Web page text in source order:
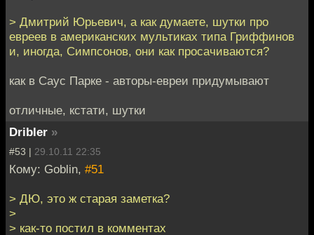
> Дмитрий Юрьевич, а как думаете, шутки про
евреев в американских мультиках типа Гриффинов
и, иногда, Симпсонов, они как просачиваются?
как в Саус Парке - авторы-евреи придумывают
отличные, кстати, шутки
Dribler »
#53 | 29.10.11 22:35
Кому: Goblin, #51
> ДЮ, это ж старая заметка?
>
> как-то постил в комментах